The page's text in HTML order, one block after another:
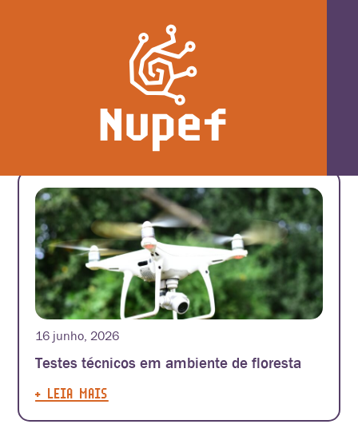
Etiqueta: conectividade
16 junho, 2026
Testes técnicos em ambiente de floresta
+ LEIA MAIS